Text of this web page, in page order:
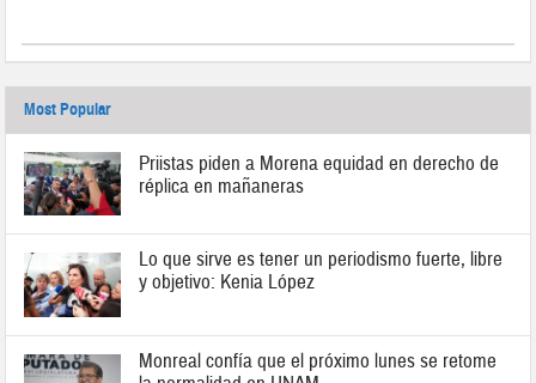
Most Popular
Priistas piden a Morena equidad en derecho de
réplica en mañaneras
Lo que sirve es tener un periodismo fuerte, libre
y objetivo: Kenia López
Monreal confía que el próximo lunes se retome